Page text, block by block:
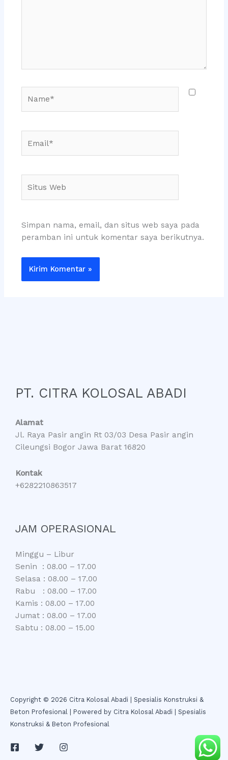
Web
Simpan nama, email, dan situs web saya pada
peramban ini untuk komentar saya berikutnya.
PT. CITRA KOLOSAL ABADI
Alamat
Jl. Raya Pasir angin Rt 03/03 Desa Pasir angin
Cileungsi Bogor Jawa Barat 16820
Kontak
+6282210863517
JAM OPERASIONAL
Minggu – Libur
Senin : 08.00 – 17.00
Selasa : 08.00 – 17.00
Rabu : 08.00 – 17.00
Kamis : 08.00 – 17.00
Jumat : 08.00 – 17.00
Sabtu : 08.00 – 15.00
Copyright © 2026 Citra Kolosal Abadi | Spesialis Konstruksi &
Beton Profesional | Powered by Citra Kolosal Abadi | Spesialis
Konstruksi & Beton Profesional